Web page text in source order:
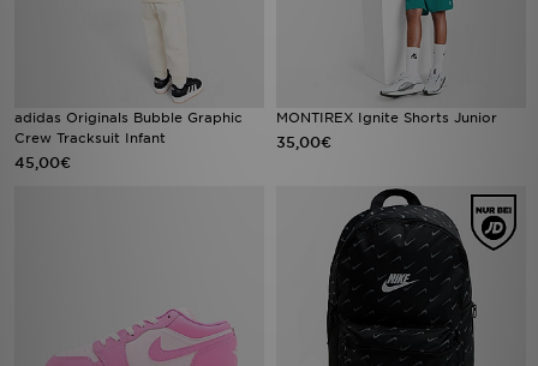
adidas Originals Bubble Graphic
Crew Tracksuit Infant
45,00€
MONTIREX Ignite Shorts Junior
35,00€